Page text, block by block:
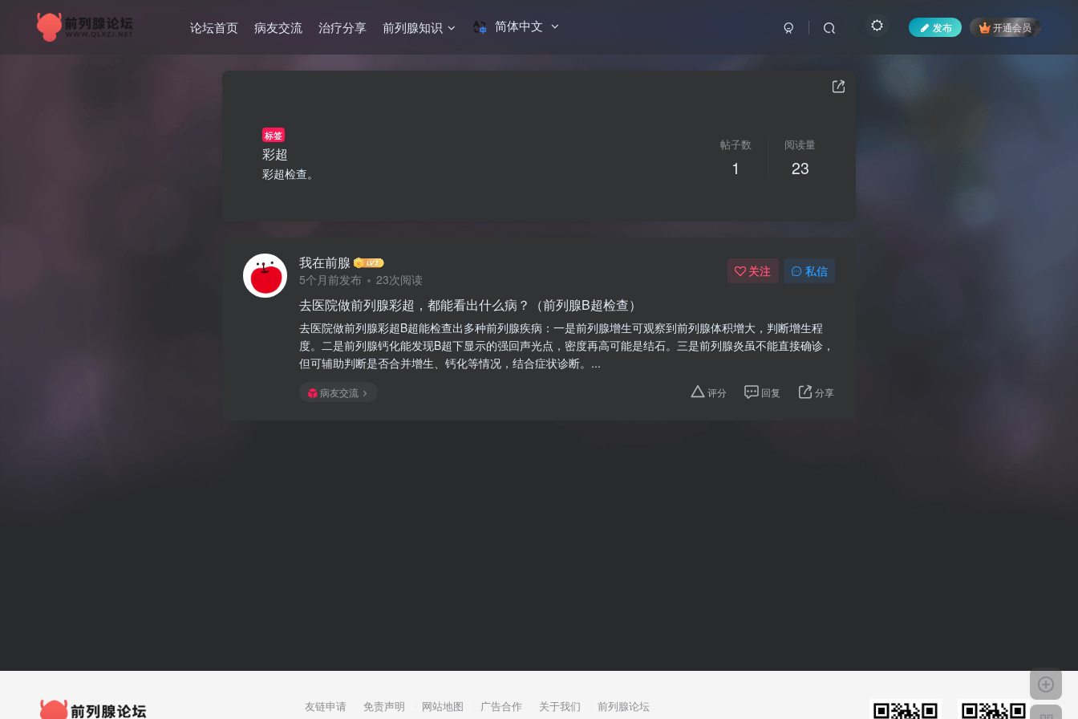
论坛首页 病友交流 治疗分享 前列腺知识 简体中文 发布 开通会员
标签
彩超
彩超检查。
帖子数
1
阅读量
23
我在前腺
5个月前发布 23次阅读
关注 私信
去医院做前列腺彩超，都能看出什么病？（前列腺B超检查）
去医院做前列腺彩超B超能检查出多种前列腺疾病：一是前列腺增生可观察到前列腺体积增大，判断增生程
度。二是前列腺钙化能发现B超下显示的强回声光点，密度再高可能是结石。三是前列腺炎虽不能直接确诊，
但可辅助判断是否合并增生、钙化等情况，结合症状诊断。...
病友交流 评分 回复 分享
友链申请 免责声明 网站地图 广告合作 关于我们 前列腺论坛